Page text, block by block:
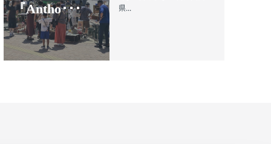
『Antho･･･
県...